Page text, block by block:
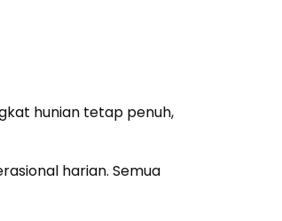
hunian tetap penuh,
harian. Semua